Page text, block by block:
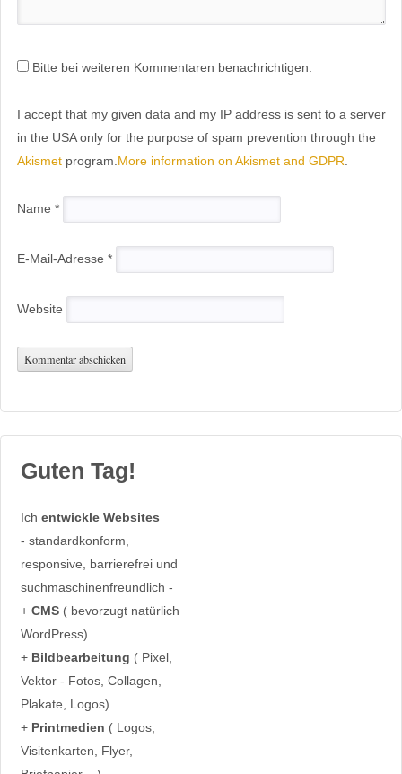
Bitte bei weiteren Kommentaren benachrichtigen.
I accept that my given data and my IP address is sent to a server
in the USA only for the purpose of spam prevention through the
Akismetprogram. More information on Akismet and GDPR
Name *
E-Mail-Adresse *
Website
Guten Tag!
Ich entwickle Websites
- standardkonform,
responsive, barrierefrei und
suchmaschinenfreundlich -
+ CMS( bevorzugt natürlich
WordPress)
+ Bildbearbeitung ( Pixel,
Vektor - Fotos, Collagen,
Plakate, Logos)
+ Printmedien ( Logos,
Visitenkarten, Flyer,